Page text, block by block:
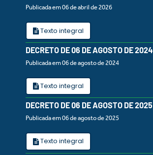
Publicada em 06 de abril de 2026
Texto integral
DECRETO DE 06 DE AGOSTO DE 2024
Publicada em 06 de agosto de 2024
Texto integral
DECRETO DE 06 DE AGOSTO DE 2025
Publicada em 06 de agosto de 2025
Texto integral